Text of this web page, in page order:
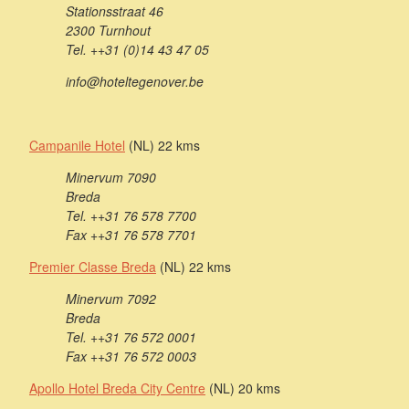
Stationsstraat 46
2300 Turnhout
Tel. ++31 (0)14 43 47 05
info@hoteltegenover.be
Campanile Hotel (NL) 22 kms
Minervum 7090
Breda
Tel. ++31 76 578 7700
Fax ++31 76 578 7701
Premier Classe Breda (NL) 22 kms
Minervum 7092
Breda
Tel. ++31 76 572 0001
Fax ++31 76 572 0003
Apollo Hotel Breda City Centre (NL) 20 kms